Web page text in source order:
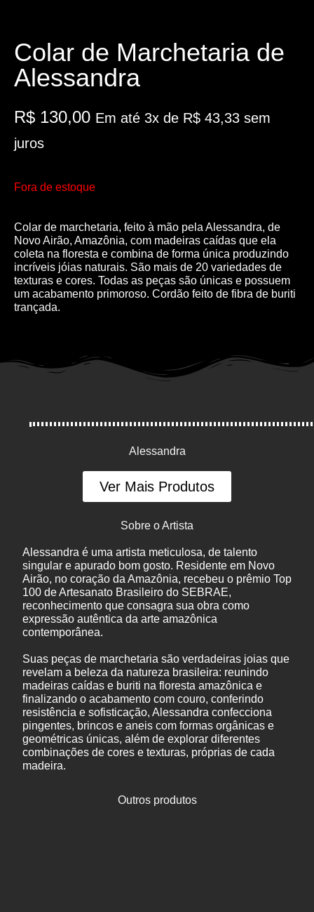
Colar de Marchetaria de
Alessandra
R$ 130,00 Em até 3x de R$ 43,33 sem
juros
Fora de estoque
Colar de marchetaria, feito à mão pela Alessandra, de
Novo Airão, Amazônia, com madeiras caídas que ela
coleta na floresta e combina de forma única produzindo
incríveis jóias naturais. São mais de 20 variedades de
texturas e cores. Todas as peças são únicas e possuem
um acabamento primoroso. Cordão feito de fibra de buriti
trançada.
Alessandra
Ver Mais Produtos
Sobre o Artista
Alessandra é uma artista meticulosa, de talento
singular e apurado bom gosto. Residente em Novo
Airão, no coração da Amazônia, recebeu o prêmio Top
100 de Artesanato Brasileiro do SEBRAE,
reconhecimento que consagra sua obra como
expressão autêntica da arte amazônica
contemporânea.
Suas peças de marchetaria são verdadeiras joias que
revelam a beleza da natureza brasileira: reunindo
madeiras caídas e buriti na floresta amazônica e
finalizando o acabamento com couro, conferindo
resistência e sofisticação, Alessandra confecciona
pingentes, brincos e aneis com formas orgânicas e
geométricas únicas, além de explorar diferentes
combinações de cores e texturas, próprias de cada
madeira.
Outros produtos